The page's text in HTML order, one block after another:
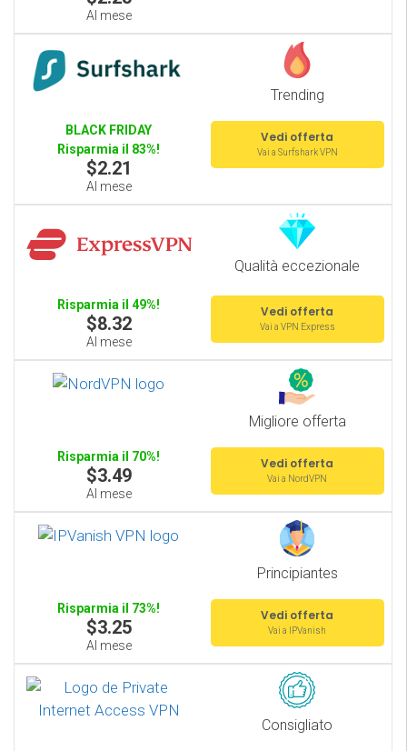
Al mese
Trending
BLACK FRIDAY
Risparmia il 83%!
$2.21
Al mese
Vedi offerta
Vai a Surfshark VPN
Qualità eccezionale
Risparmia il 49%!
$8.32
Al mese
Vedi offerta
Vai a VPN Express
Migliore offerta
Risparmia il 70%!
$3.49
Al mese
Vedi offerta
Vai a NordVPN
Principiantes
Risparmia il 73%!
$3.25
Al mese
Vedi offerta
Vai a IPVanish
Consigliato